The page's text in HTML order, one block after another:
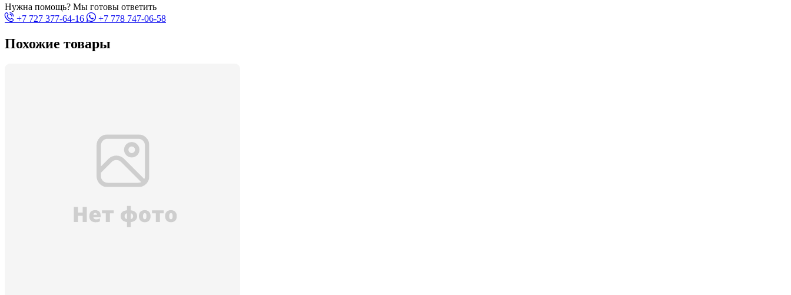
Нужна помощь? Мы готовы ответить
+7 727 377-64-16
+7 778 747-06-58
Похожие товары